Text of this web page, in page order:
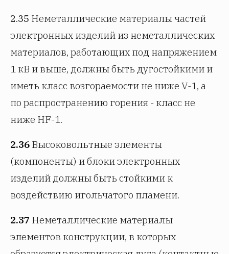
2.35 Неметаллические материалы частей
электронных изделий из неметаллических
материалов, работающих под напряжением
1 кВ и выше, должны быть дугостойкими и
иметь класс возгораемости не ниже V-1, а
по распространению горения - класс не
ниже HF-1.
2.36 Высоковольтные элементы
(компоненты) и блоки электронных
изделий должны быть стойкими к
воздействию игольчатого пламени.
2.37 Неметаллические материалы
элементов конструкции, в которых